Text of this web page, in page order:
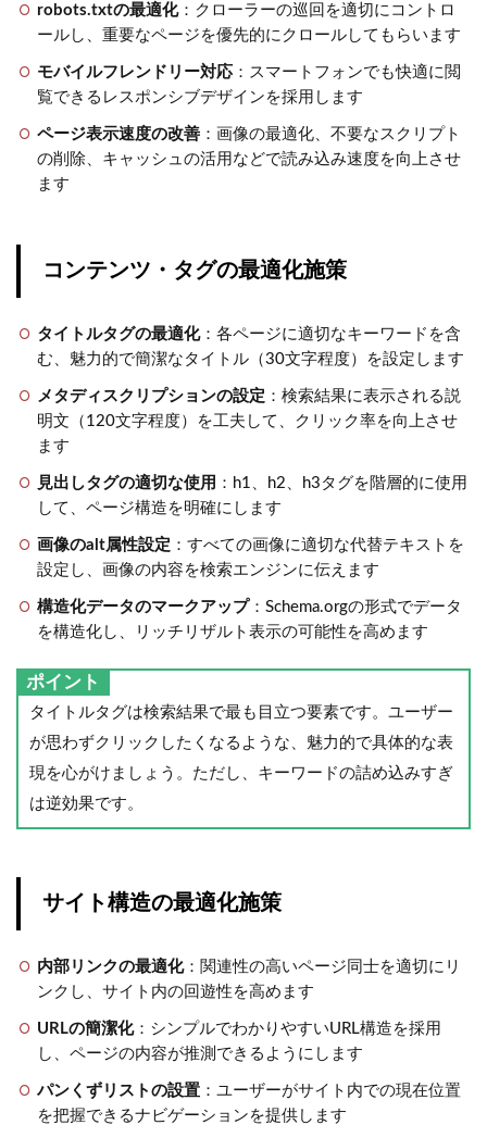
robots.txtの最適化：クローラーの巡回を適切にコントロ
ールし、重要なページを優先的にクロールしてもらいます
モバイルフレンドリー対応：スマートフォンでも快適に閲
覧できるレスポンシブデザインを採用します
ページ表示速度の改善：画像の最適化、不要なスクリプト
の削除、キャッシュの活用などで読み込み速度を向上させ
ます
コンテンツ・タグの最適化施策
タイトルタグの最適化：各ページに適切なキーワードを含
む、魅力的で簡潔なタイトル（30文字程度）を設定します
メタディスクリプションの設定 ：検索結果に表示される説
明文（120文字程度）を工夫して、クリック率を向上させ
ます
見出しタグの適切な使用 ：h1、h2、h3タグを階層的に使用
して、ページ構造を明確にします
画像のalt属性設定 ：すべての画像に適切な代替テキストを
設定し、画像の内容を検索エンジンに伝えます
構造化データのマークアップ：Schema.orgの形式でデータ
を構造化し、リッチリザルト表示の可能性を高めます
ポイント
タイトルタグは検索結果で最も目立つ要素です。ユーザー
が思わずクリックしたくなるような、魅力的で具体的な表
現を心がけましょう。ただし、キーワードの詰め込みすぎ
は逆効果です。
サイト構造の最適化施策
内部リンクの最適化：関連性の高いページ同士を適切にリ
ンクし、サイト内の回遊性を高めます
URLの簡潔化：シンプルでわかりやすいURL構造を採用
し、ページの内容が推測できるようにします
パンくずリストの設置：ユーザーがサイト内での現在位置
を把握できるナビゲーションを提供します